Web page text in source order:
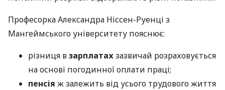
Професорка Александра Ніссен-Руенці з
Мангеймського університету пояснює:
різниця взарплатахзазвичай розраховується
на основі погодинної оплати праці;
пенсія ж залежить від усього трудового життя